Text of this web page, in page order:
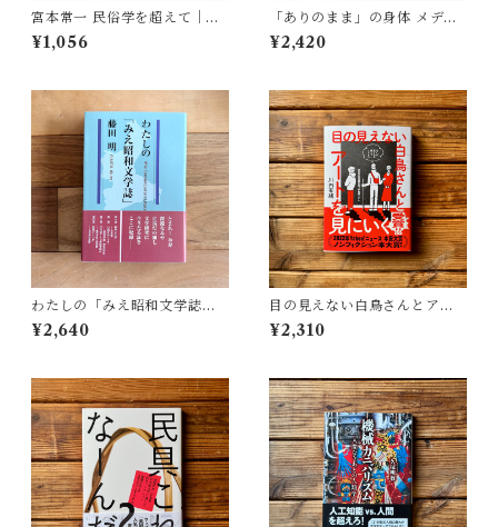
宮本常一 民俗学を超えて｜木
村 哲也
¥1,056
「ありのまま」の身体 メディ
アが描く私の見た目 | 藤嶋 陽
子(著)
¥2,420
わたしの「みえ昭和文学誌」 |
藤田 明
¥2,640
目の見えない白鳥さんとアー
トを見にいく | 川内 有緒
¥2,310